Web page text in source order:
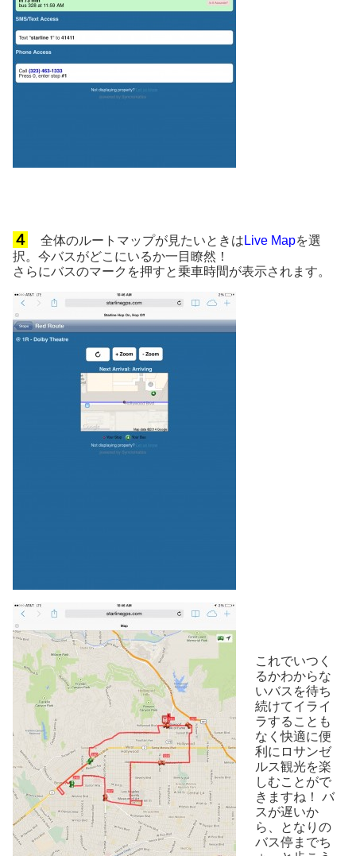
４ 全体のルートマップが見たいときはLive Mapを選
択。今バスがどこにいるか一目瞭然！
さらにバスのマークを押すと乗車時間が表示されます。
これでいつく
るかわからな
いバスを待ち
続けてイライ
ラすることも
なく快適に便
利にロサンゼ
ルス観光を楽
しむことがで
きますね！ バ
スが遅いか
ら、となりの
バス停までち